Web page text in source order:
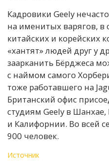
Кадровики Geely
на именитых варягов, в
китайских и корейских
«хантят» людей друг у
заарканить Бёрджеса
с наймом самого
тоже работавшего на
Британский офис
студиям Geely в Шанхае,
и Калифорнии. Во всей
900 человек.
Источник